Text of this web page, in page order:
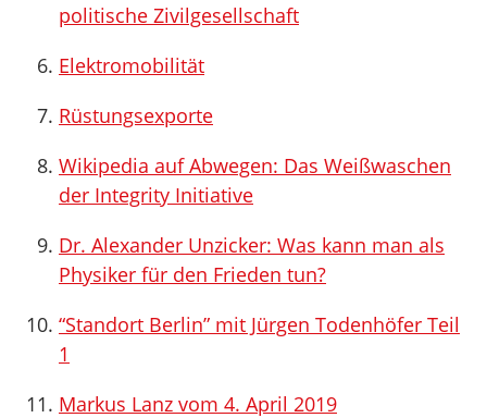
politische Zivilgesellschaft
Elektromobilität
Rüstungsexporte
Wikipedia auf Abwegen: Das Weißwaschen
der Integrity Initiative
Dr. Alexander Unzicker: Was kann man als
Physiker für den Frieden tun?
“Standort Berlin” mit Jürgen Todenhöfer Teil
1
Markus Lanz vom 4. April 2019